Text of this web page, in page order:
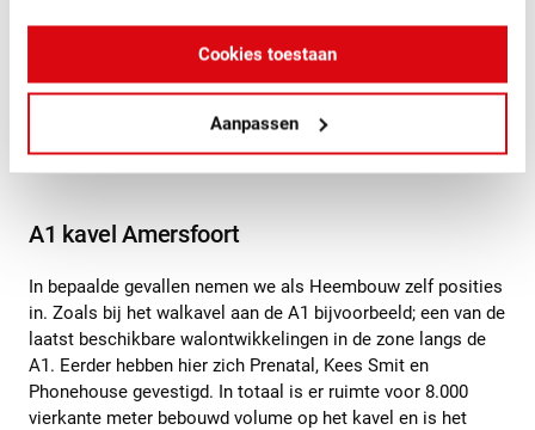
Cookies toestaan
Aanpassen
een deel van haar productie verhuizen en daarbij kwam 26
hectare beschikbaar op een al ontwikkelde zichtlocatie
langs de A50. Vanuit ons netwerk waren we hier vroegtijdig
partijen kunnen vestigen. PostNL, Bouwmaat en Rhenus
Logistics, dan bied je toegevoegde waarde.
A1 kavel Amersfoort
In bepaalde gevallen nemen we als Heembouw zelf posities
in. Zoals bij het walkavel aan de A1 bijvoorbeeld; een van de
laatst beschikbare walontwikkelingen in de zone langs de
A1. Eerder hebben hier zich Prenatal, Kees Smit en
Phonehouse gevestigd. In totaal is er ruimte voor 8.000
vierkante meter bebouwd volume op het kavel en is het